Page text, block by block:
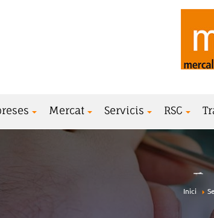
Mercat Servicis RSC
Inici